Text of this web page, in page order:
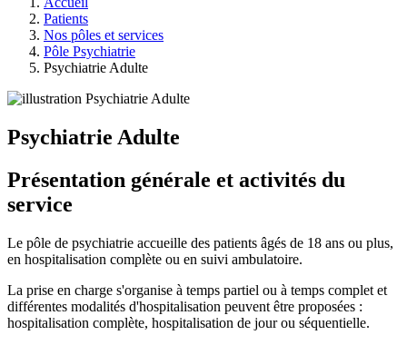
Patients
Nos pôles et services
Pôle Psychiatrie
Psychiatrie Adulte
Psychiatrie Adulte
Présentation générale et activités du
service
Le pôle de psychiatrie accueille des patients âgés de 18 ans ou plus,
en hospitalisation complète ou en suivi ambulatoire.
La prise en charge s'organise à temps partiel ou à temps complet et
différentes modalités d'hospitalisation peuvent être proposées :
hospitalisation complète, hospitalisation de jour ou séquentielle.